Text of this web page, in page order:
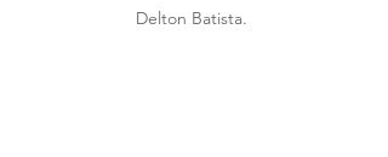
Delton Batista.